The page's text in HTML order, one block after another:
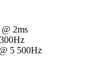
2ms
5 500Hz